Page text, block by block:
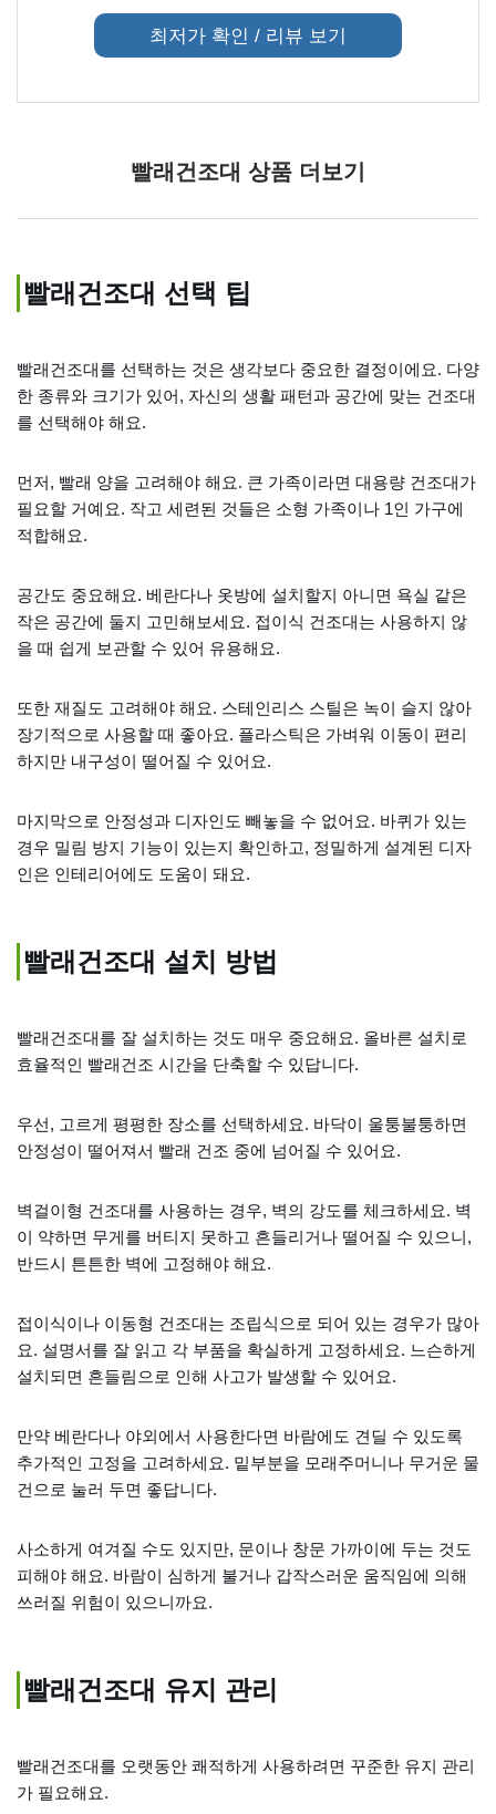
최저가 확인 / 리뷰 보기
빨래건조대 상품 더보기
빨래건조대 선택 팁
빨래건조대를 선택하는 것은 생각보다 중요한 결정이에요. 다양
한 종류와 크기가 있어, 자신의 생활 패턴과 공간에 맞는 건조대
를 선택해야 해요.
먼저, 빨래 양을 고려해야 해요. 큰 가족이라면 대용량 건조대가
필요할 거예요. 작고 세련된 것들은 소형 가족이나 1인 가구에
적합해요.
공간도 중요해요. 베란다나 옷방에 설치할지 아니면 욕실 같은
작은 공간에 둘지 고민해보세요. 접이식 건조대는 사용하지 않
을 때 쉽게 보관할 수 있어 유용해요.
또한 재질도 고려해야 해요. 스테인리스 스틸은 녹이 슬지 않아
장기적으로 사용할 때 좋아요. 플라스틱은 가벼워 이동이 편리
하지만 내구성이 떨어질 수 있어요.
마지막으로 안정성과 디자인도 빼놓을 수 없어요. 바퀴가 있는
경우 밀림 방지 기능이 있는지 확인하고, 정밀하게 설계된 디자
인은 인테리어에도 도움이 돼요.
빨래건조대 설치 방법
빨래건조대를 잘 설치하는 것도 매우 중요해요. 올바른 설치로
효율적인 빨래건조 시간을 단축할 수 있답니다.
우선, 고르게 평평한 장소를 선택하세요. 바닥이 울퉁불퉁하면
안정성이 떨어져서 빨래 건조 중에 넘어질 수 있어요.
벽걸이형 건조대를 사용하는 경우, 벽의 강도를 체크하세요. 벽
이 약하면 무게를 버티지 못하고 흔들리거나 떨어질 수 있으니,
반드시 튼튼한 벽에 고정해야 해요.
접이식이나 이동형 건조대는 조립식으로 되어 있는 경우가 많아
요. 설명서를 잘 읽고 각 부품을 확실하게 고정하세요. 느슨하게
설치되면 흔들림으로 인해 사고가 발생할 수 있어요.
만약 베란다나 야외에서 사용한다면 바람에도 견딜 수 있도록
추가적인 고정을 고려하세요. 밑부분을 모래주머니나 무거운 물
건으로 눌러 두면 좋답니다.
사소하게 여겨질 수도 있지만, 문이나 창문 가까이에 두는 것도
피해야 해요. 바람이 심하게 불거나 갑작스러운 움직임에 의해
쓰러질 위험이 있으니까요.
빨래건조대 유지 관리
빨래건조대를 오랫동안 쾌적하게 사용하려면 꾸준한 유지 관리
가 필요해요.